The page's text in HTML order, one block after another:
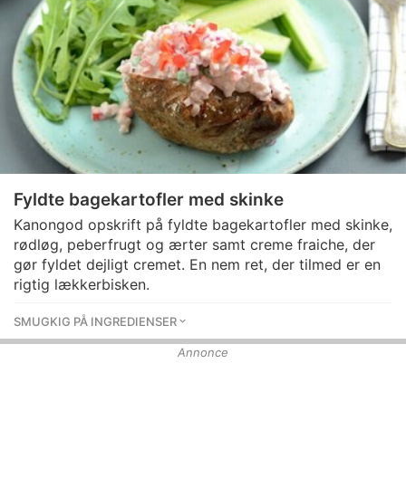
Fyldte bagekartofler med skinke
Kanongod opskrift på fyldte bagekartofler med skinke,
rødløg, peberfrugt og ærter samt creme fraiche, der
gør fyldet dejligt cremet. En nem ret, der tilmed er en
rigtig lækkerbisken.
SMUGKIG PÅ INGREDIENSER
Annonce